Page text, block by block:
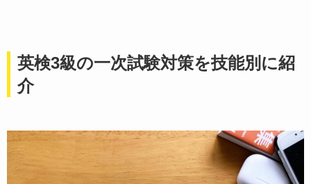
英検3級の一次試験対策を技能別に紹
介